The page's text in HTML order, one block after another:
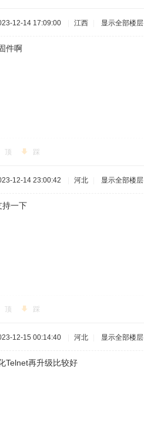
12-14 17:09:00 江西 显示全部楼层
件啊
顶 踩
12-14 23:00:42 河北 显示全部楼层
持一下
顶 踩
12-15 00:14:40 河北 显示全部楼层
Telnet再升级比较好